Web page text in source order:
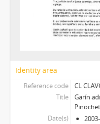
Identity area
Reference code
CL
Title
Garín
Date(s)